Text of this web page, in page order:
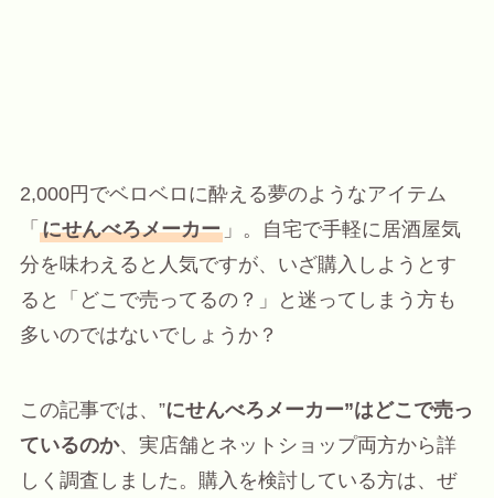
2,000円でベロベロに酔える夢のようなアイテム
「 にせんべろメーカー」。自宅で手軽に居酒屋気
分を味わえると人気ですが、いざ購入しようとす
ると「どこで売ってるの？」と迷ってしまう方も
多いのではないでしょうか？
この記事では、”にせんべろメーカー”はどこで売っ
ているのか、実店舗とネットショップ両方から詳
しく調査しました。購入を検討している方は、ぜ